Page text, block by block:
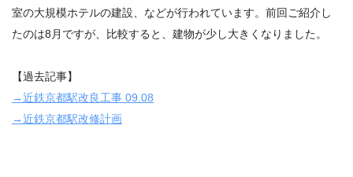
室の大規模ホテルの建設、などが行われています。前回ご紹介し
たのは8月ですが、比較すると、建物が少し大きくなりました。
【過去記事】
→近鉄京都駅改良工事 09.08
→近鉄京都駅改修計画